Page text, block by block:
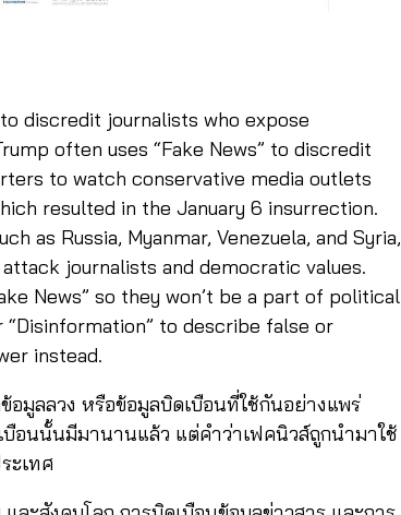
discredit journalists who expose
often uses “Fake News” to discredit
to watch conservative media outlets
resulted in the January 6 insurrection.
as Russia, Myanmar, Venezuela, and Syria,
journalists and democratic values.
News” so they won’t be a part of political
to describe false or
instead.
อมูลลวง หรือข้อมูลบิดเบือนที่ใช้กันอย่างแพร่
อนนั้นมีมานานแล้ว แต่คำว่าเฟคนิวส์ถูกนำมาใช้
ะเทศ